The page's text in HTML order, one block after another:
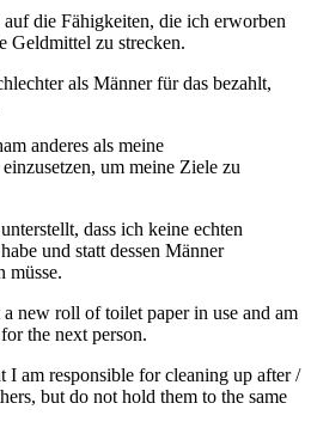
die Fähigkeiten, die ich erworben
Geldmittel zu strecken.
als Männer für das bezahlt,
anderes als meine
um meine Ziele zu
dass ich keine echten
und statt dessen Männer
müsse.
new roll of toilet paper in use and am
the next person.
I am responsible for cleaning up after /
but do not hold them to the same